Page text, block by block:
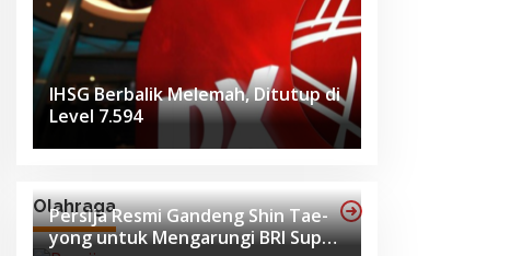
IHSG Berbalik Melemah, Ditutup di
Level 7.594
Olahraga
Persija Resmi Gandeng Shin Tae-
yong untuk Mengarungi BRI Super